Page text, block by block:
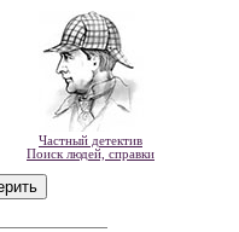
Частный детектив
Поиск людей, справки